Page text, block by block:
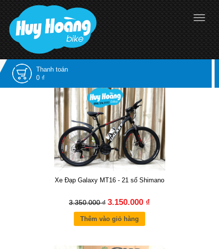
Thanh toán
0 ₫
Xe Đạp Galaxy MT16 - 21 số Shimano
3.350.000 ₫ 3.150.000 ₫
Thêm vào giỏ hàng